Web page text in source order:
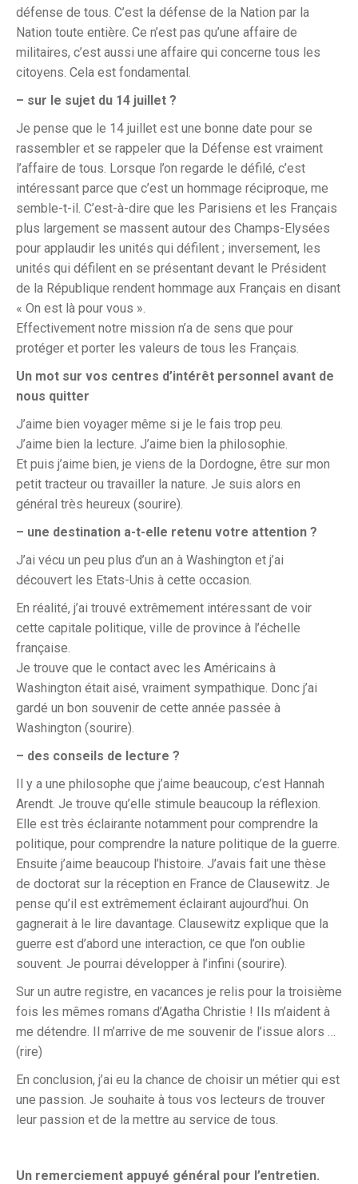
défense de tous. C’est la défense de la Nation par la
Nation toute entière. Ce n’est pas qu’une affaire de
militaires, c’est aussi une affaire qui concerne tous les
citoyens. Cela est fondamental.
– sur le sujet du 14 juillet ?
Je pense que le 14 juillet est une bonne date pour se
rassembler et se rappeler que la Défense est vraiment
l’affaire de tous. Lorsque l’on regarde le défilé, c’est
intéressant parce que c’est un hommage réciproque, me
semble-t-il. C’est-à-dire que les Parisiens et les Français
plus largement se massent autour des Champs-Elysées
pour applaudir les unités qui défilent ; inversement, les
unités qui défilent en se présentant devant le Président
de la République rendent hommage aux Français en disant
« On est là pour vous ».
Effectivement notre mission n’a de sens que pour
protéger et porter les valeurs de tous les Français.
Un mot sur vos centres d’intérêt personnel avant de
nous quitter
J’aime bien voyager même si je le fais trop peu.
J’aime bien la lecture. J’aime bien la philosophie.
Et puis j’aime bien, je viens de la Dordogne, être sur mon
petit tracteur ou travailler la nature. Je suis alors en
général très heureux (sourire).
– une destination a-t-elle retenu votre attention ?
J’ai vécu un peu plus d’un an à Washington et j’ai
découvert les Etats-Unis à cette occasion.
En réalité, j’ai trouvé extrêmement intéressant de voir
cette capitale politique, ville de province à l’échelle
française.
Je trouve que le contact avec les Américains à
Washington était aisé, vraiment sympathique. Donc j’ai
gardé un bon souvenir de cette année passée à
Washington (sourire).
– des conseils de lecture ?
Il y a une philosophe que j’aime beaucoup, c’est Hannah
Arendt. Je trouve qu’elle stimule beaucoup la réflexion.
Elle est très éclairante notamment pour comprendre la
politique, pour comprendre la nature politique de la guerre.
Ensuite j’aime beaucoup l’histoire. J’avais fait une thèse
de doctorat sur la réception en France de Clausewitz. Je
pense qu’il est extrêmement éclairant aujourd’hui. On
gagnerait à le lire davantage. Clausewitz explique que la
guerre est d’abord une interaction, ce que l’on oublie
souvent. Je pourrai développer à l’infini (sourire).
Sur un autre registre, en vacances je relis pour la troisième
fois les mêmes romans d’Agatha Christie ! Ils m’aident à
me détendre. Il m’arrive de me souvenir de l’issue alors …
(rire)
En conclusion, j’ai eu la chance de choisir un métier qui est
une passion. Je souhaite à tous vos lecteurs de trouver
leur passion et de la mettre au service de tous.
Un remerciement appuyé général pour l’entretien.